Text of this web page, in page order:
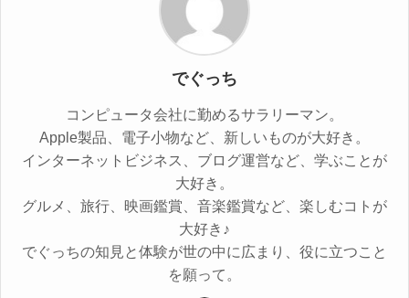
でぐっち
コンピュータ会社に勤めるサラリーマン。
Apple製品、電子小物など、新しいものが大好き。
インターネットビジネス、ブログ運営など、学ぶことが
大好き。
グルメ、旅行、映画鑑賞、音楽鑑賞など、楽しむコトが
大好き♪
でぐっちの知見と体験が世の中に広まり、役に立つこと
を願って。